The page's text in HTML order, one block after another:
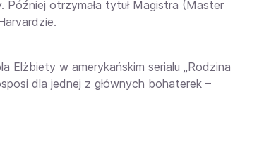
Później otrzymała tytuł Magistra (Master
Elżbiety w amerykańskim serialu „Rodzina
dla jednej z głównych bohaterek –